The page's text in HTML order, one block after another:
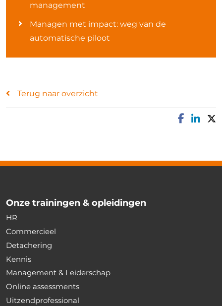
management
Managen met impact: weg van de
automatische piloot
Terug naar overzicht
Onze trainingen & opleidingen
HR
Commercieel
Detachering
Kennis
Management & Leiderschap
Online assessments
Uitzendprofessional